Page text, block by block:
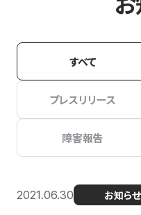
すべて
プレスリリース
障害報告
2021.06.30 お知らせ